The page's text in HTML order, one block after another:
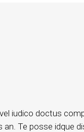
iudico doctus
Te posse idque